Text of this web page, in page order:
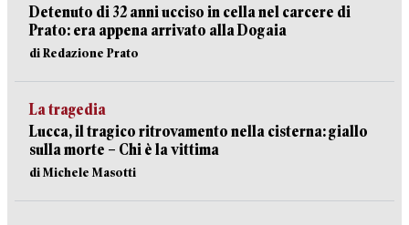
Detenuto di 32 anni ucciso in cella nel carcere di
Prato: era appena arrivato alla Dogaia
di Redazione Prato
La tragedia
Lucca, il tragico ritrovamento nella cisterna: giallo
sulla morte – Chi è la vittima
di Michele Masotti